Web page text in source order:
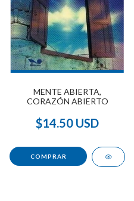
MENTE ABIERTA,
CORAZÓN ABIERTO
$14.50 USD